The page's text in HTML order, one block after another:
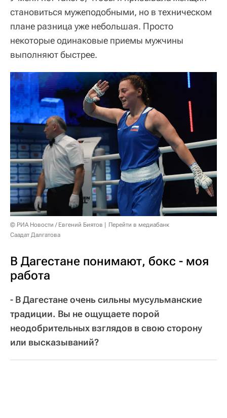
становиться мужеподобными, но в техническом
плане разница уже небольшая. Просто
некоторые одинаковые приемы мужчины
выполняют быстрее.
© РИА Новости / Евгений Биятов
Перейти в медиабанк
Саадат Далгатова
В Дагестане понимают, бокс - моя
работа
- В Дагестане очень сильны мусульманские
традиции. Вы не ощущаете порой
неодобрительных взглядов в свою сторону
или высказываний?